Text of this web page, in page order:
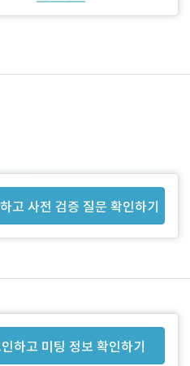
고 사전 검증 질문 확인하기
하고 미팅 정보 확인하기